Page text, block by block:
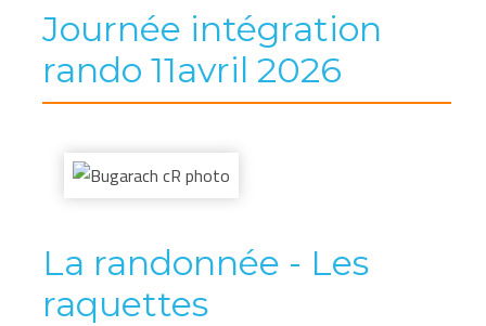
Journée intégration
rando 11avril 2026
La randonnée - Les
raquettes